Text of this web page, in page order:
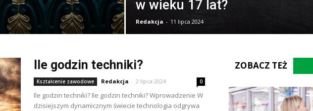
w wieku 17 lat?
Redakcja - 11 lipca 2024
Ile godzin techniki?
Kształcenie zawodowe Redakcja - 2 lipca 2024 0
Ile godzin techniki? Ile godzin techniki? Wprowadzenie W
dzisiejszym dynamicznym świecie technologia odgrywa
ZOBACZ TEŻ